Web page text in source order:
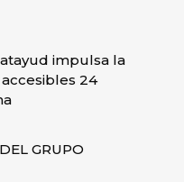
impulsa la
24
GRUPO